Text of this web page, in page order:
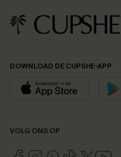
DOWNLOAD DE CUPSHE-APP
VOLG ONS OP